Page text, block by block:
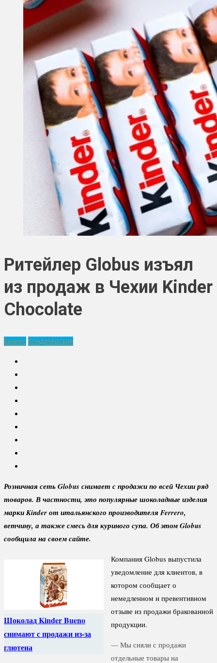
Ритейлер Globus изъял
из продаж в Чехии Kinder
Chocolate
Бизнес Кондитерские
Розничная сеть Globus снимает с продажи по всей Чехии ряд
товаров. В частности, это популярные шоколадные изделия
марки Kinder от итальянского производителя Ferrero,
ветчину, а также смесь для куриного супа. Об этом Globus
сообщила на своем сайте.
Шоколад Kinder Bueno
снимают с продажи из-за
глютена
Компания Globus выпустила
уведомление для клиентов, в
котором сообщает о
немедленном и превентивном
отзыве из продажи бракованной
продукции.
— Мы сняли с продажи
отдельные товары на